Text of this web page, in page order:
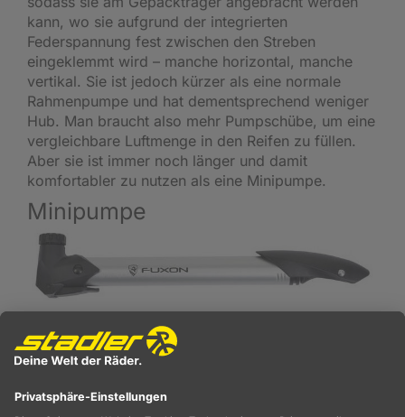
kann, wo sie aufgrund der integrierten
Federspannung fest zwischen den Streben
eingeklemmt wird – manche horizontal, manche
vertikal. Sie ist jedoch kürzer als eine normale
Rahmenpumpe und hat dementsprechend weniger
Hub. Man braucht also mehr Pumpschübe, um eine
vergleichbare Luftmenge in den Reifen zu füllen.
Aber sie ist immer noch länger und damit
komfortabler zu nutzen als eine Minipumpe.
Minipumpe
Eine Minipumpe empfiehlt sich vor allem für
sportlich orientierte Radfahrer, da sie leicht und
klein ist. Aber auch normale Freizeitradler, die
sind damit gut bedient und für Notfälle gewappnet.